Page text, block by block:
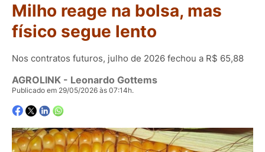
Milho reage na bolsa, mas
físico segue lento
Nos contratos futuros, julho de 2026 fechou a R$ 65,88
AGROLINK - Leonardo Gottems
Publicado em 29/05/2026 às 07:14h.